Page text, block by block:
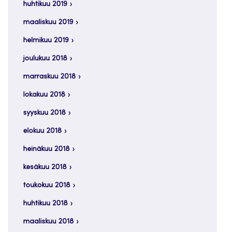
huhtikuu 2019
maaliskuu 2019
helmikuu 2019
joulukuu 2018
marraskuu 2018
lokakuu 2018
syyskuu 2018
elokuu 2018
heinäkuu 2018
kesäkuu 2018
toukokuu 2018
huhtikuu 2018
maaliskuu 2018